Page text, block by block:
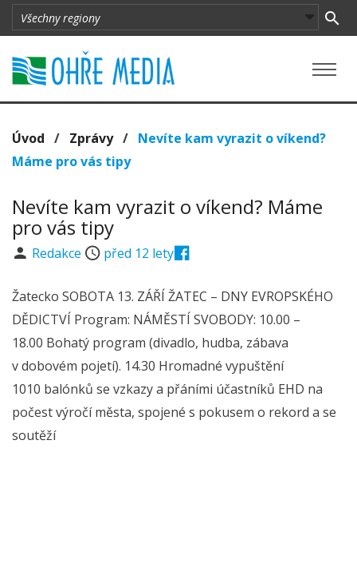
Úvod / Zprávy/ Nevíte kam vyrazit o víkend?
Máme pro vás tipy
Nevíte kam vyrazit o víkend? Máme
pro vás tipy
Redakce před 12 lety
Žatecko SOBOTA 13. ZÁŘÍ ŽATEC – DNY EVROPSKÉHO
DĚDICTVÍ Program: NÁMĚSTÍ SVOBODY: 10.00 –
18.00 Bohatý program (divadlo, hudba, zábava
v dobovém pojetí). 14.30 Hromadné vypuštění
1010 balónků se vzkazy a přáními účastníků EHD na
počest výročí města, spojené s pokusem o rekord a se
soutěží